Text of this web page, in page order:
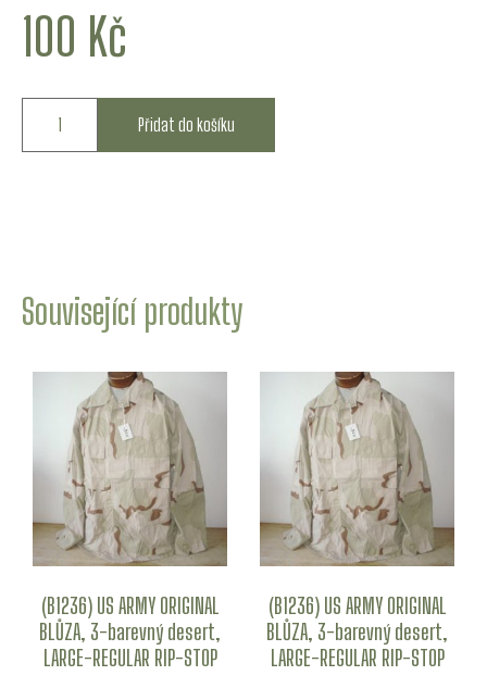
100 Kč
Přidat do košíku
Související produkty
(B1236) US ARMY ORIGINAL
BLŮZA, 3-barevný desert,
LARGE-REGULAR RIP-STOP
(B1236) US ARMY ORIGINAL
BLŮZA, 3-barevný desert,
LARGE-REGULAR RIP-STOP